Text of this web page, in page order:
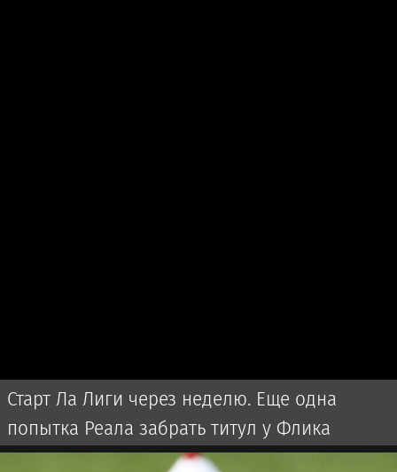
Старт Ла Лиги через неделю. Еще одна
попытка Реала забрать титул у Флика